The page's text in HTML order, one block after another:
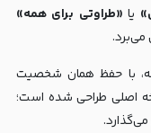
یا «طراوتی برای همه»
می‌برد.
با حفظ همان شخصیت
اصلی طراحی شده است؛